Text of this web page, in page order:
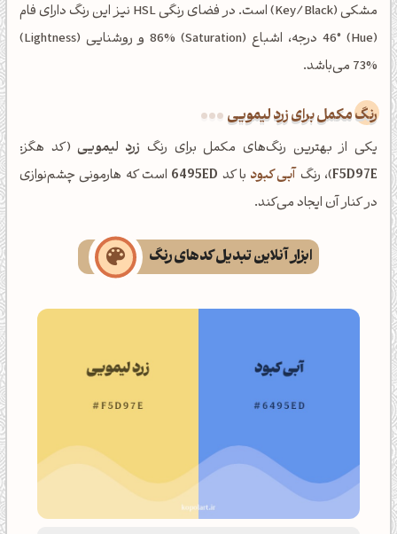
مشکی (Key/Black) است. در فضای رنگی HSL نیز این رنگ دارای فام
(Hue) 46° درجه، اشباع (Saturation) 86% و روشنایی (Lightness)
73% می‌باشد.
رنگ مکمل برای زرد لیمویی
یکی از بهترین رنگ‌های مکمل برای رنگ زرد لیمویی(کد هگز:
F5D97E)، رنگ آبی کبود با کد 6495ED است که هارمونی چشم‌نوازی
در کنار آن ایجاد می‌کند.
ابزار آنلاین تبدیل کدهای رنگ